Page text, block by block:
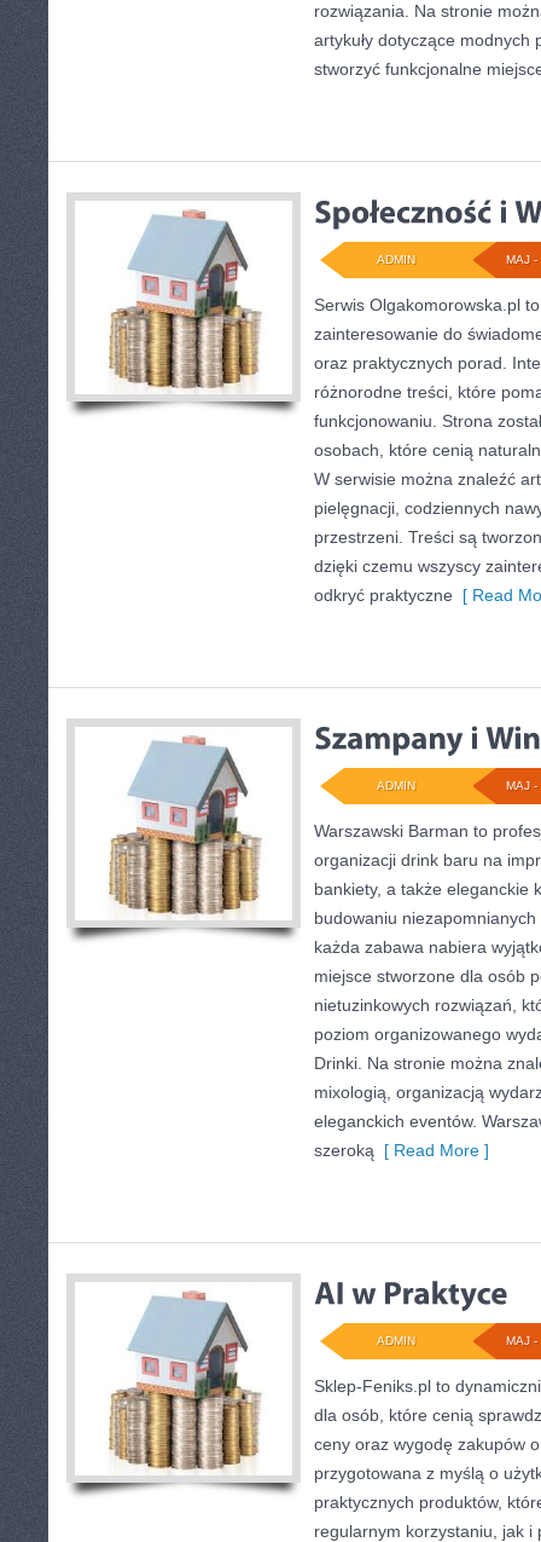
rozwiązania. Na stronie
artykuły dotyczące
stworzyć funkcjonalne
MAJ -
ADMIN
Serwis Olgakomorowska.pl
zainteresowanie do
oraz praktycznych porad.
różnorodne treści, które
funkcjonowaniu. Strona
osobach, które cenią
W serwisie można znaleźć
pielęgnacji, codziennych
przestrzeni. Treści są
dzięki czemu wszyscy
odkryć praktyczne [ Read
MAJ -
ADMIN
Warszawski Barman to
organizacji drink baru na
bankiety, a także eleganckie
budowaniu
każda zabawa nabiera
miejsce stworzone dla osób
nietuzinkowych rozwiązań,
poziom organizowanego
Drinki. Na stronie można
mixologią, organizacją
eleganckich eventów.
szeroką [ Read More ]
MAJ -
ADMIN
Sklep-Feniks.pl to
dla osób, które cenią
ceny oraz wygodę zakupów
przygotowana z myślą o
praktycznych produktów,
regularnym korzystaniu, jak i